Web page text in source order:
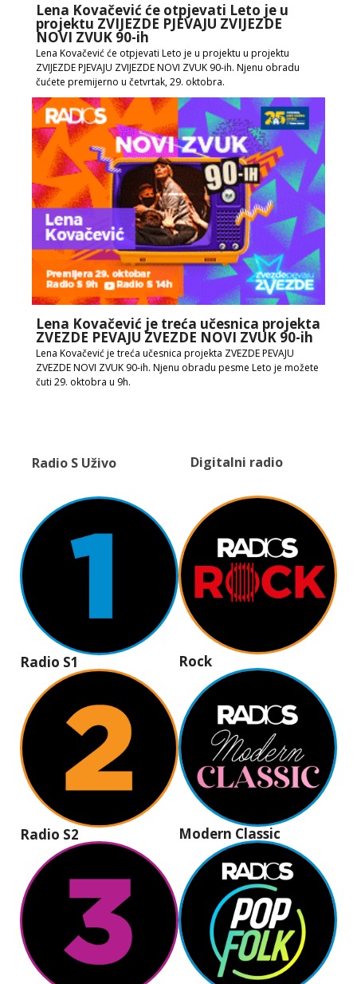
Lena Kovačević će otpjevati Leto je u
projektu ZVIJEZDE PJEVAJU ZVIJEZDE
NOVI ZVUK 90-ih
Lena Kovačević će otpjevati Leto je u projektu u projektu
ZVIJEZDE PJEVAJU ZVIJEZDE NOVI ZVUK 90-ih. Njenu obradu
čućete premijerno u četvrtak, 29. oktobra.
Lena Kovačević je treća učesnica projekta
ZVEZDE PEVAJU ZVEZDE NOVI ZVUK 90-ih
Lena Kovačević je treća učesnica projekta ZVEZDE PEVAJU
ZVEZDE NOVI ZVUK 90-ih. Njenu obradu pesme Leto je možete
čuti 29. oktobra u 9h.
Radio S Uživo
Radio S1
Radio S2
Digitalni radio
Rock
Modern Classic